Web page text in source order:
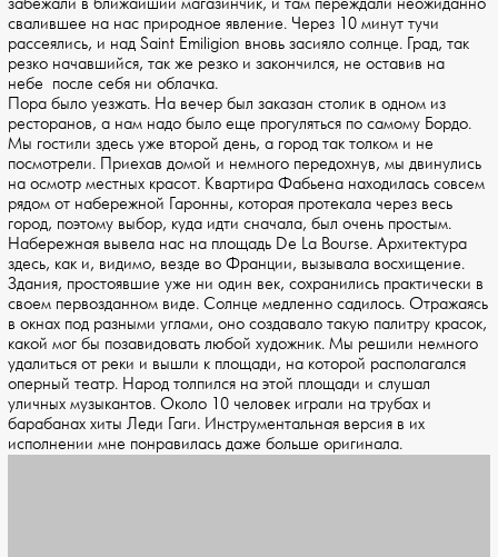
свалившее на нас природное явление. Через 10 минут тучи
рассеялись, и над Saint Emiligion вновь засияло солнце. Град, так
резко начавшийся, так же резко и закончился, не оставив на
небе после себя ни облачка.
Пора было уезжать. На вечер был заказан столик в одном из
ресторанов, а нам надо было еще прогуляться по самому Бордо.
Мы гостили здесь уже второй день, а город так толком и не
посмотрели. Приехав домой и немного передохнув, мы двинулись
на осмотр местных красот. Квартира Фабьена находилась совсем
рядом от набережной Гаронны, которая протекала через весь
город, поэтому выбор, куда идти сначала, был очень простым.
Набережная вывела нас на площадь De La Bourse. Архитектура
здесь, как и, видимо, везде во Франции, вызывала восхищение.
Здания, простоявшие уже ни один век, сохранились практически в
своем первозданном виде. Солнце медленно садилось. Отражаясь
в окнах под разными углами, оно создавало такую палитру красок,
какой мог бы позавидовать любой художник. Мы решили немного
удалиться от реки и вышли к площади, на которой располагался
оперный театр. Народ толпился на этой площади и слушал
уличных музыкантов. Около 10 человек играли на трубах и
барабанах хиты Леди Гаги. Инструментальная версия в их
исполнении мне понравилась даже больше оригинала.